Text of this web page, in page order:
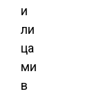
и
ли
ца
ми
в